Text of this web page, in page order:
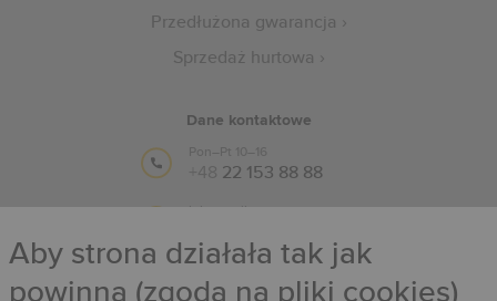
Przedłużona gwarancja
Sprzedaż hurtowa
Dane kontaktowe
22 153 88 88
lub e-mail:
Obserwuj nas
Aby strona działała tak jak
powinna (zgoda na pliki cookies)